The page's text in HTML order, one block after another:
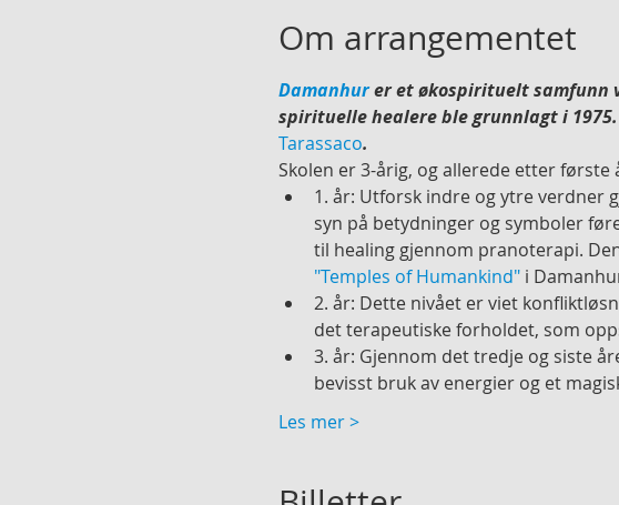
Om arrangementet
Damanhur er et økospirituelt samfunn
spirituelle healere ble grunnlagt i
Tarassaco.
Skolen er 3-årig, og allerede etter
1. år: Utforsk indre og ytre verdner
syn på betydninger og symboler
til healing gjennom pranoterapi.
"Temples of Humankind" i
2. år: Dette nivået er viet
det terapeutiske forholdet, som
3. år: Gjennom det tredje og siste
bevisst bruk av energier og et
Les mer >